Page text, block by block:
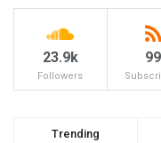
23.9k
Followers
99
Trending